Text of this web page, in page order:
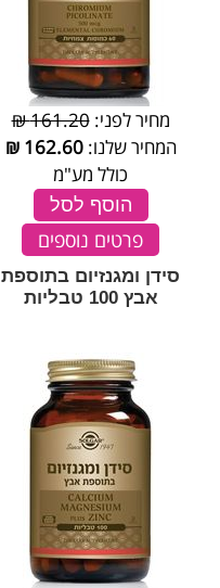
מחיר לפני:161.20 ₪
המחיר שלנו:162.60
₪
כולל מע"מ
הוסף לסל
פרטים נוספים
סידן ומגנזיום בתוספת
אבץ 100 טבליות